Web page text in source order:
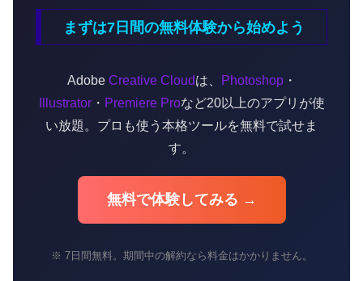
まずは7日間の無料体験から始めよう
Adobe Creative Cloudは、 Photoshop・
Illustrator・ Premiere Proなど20以上のアプリが使
い放題。プロも使う本格ツールを無料で試せま
す。
無料で体験してみる →
※ 7日間無料。期間中の解約なら料金はかかりません。